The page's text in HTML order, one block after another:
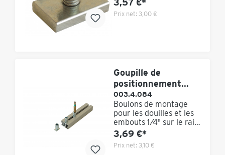
mm Achat minimum :
25 pièces
3,57 €*
Prix net: 3,00 €
Goupille de
positionnement
pour les douilles de
1/4 de pouce
003.4.084
Boulons de montage
pour les douilles et les
embouts 1⁄4" sur le rail
de serrage universel
K.Lean. Fixation au
moyen d'un écrou
3,69 €*
Prix net: 3,10 €